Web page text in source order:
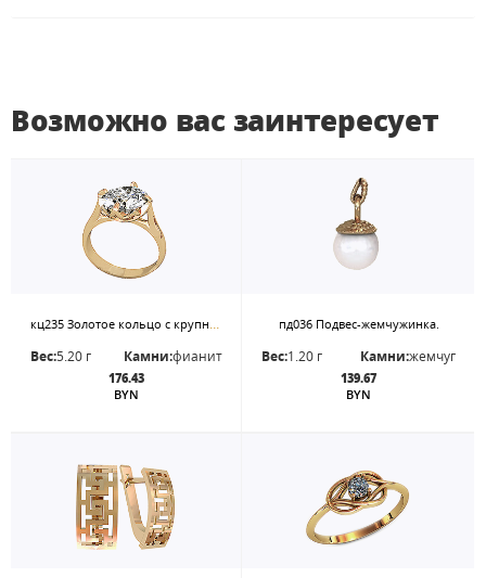
Возможно вас заинтересует
кц235 Золотое кольцо с крупным белым фианитом.«Минимализм с характером»
Вес:5.20 г Камни:фианит
176.43
BYN
пд036 Подвес-жемчужинка.
Вес:1.20 г Камни:жемчуг
139.67
BYN